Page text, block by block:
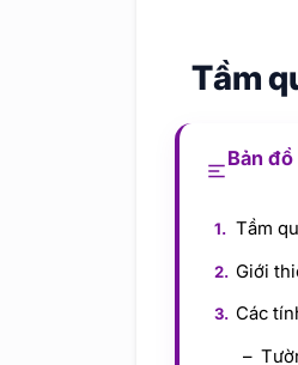
Tầm
Bản
Tầm
Giới
Các